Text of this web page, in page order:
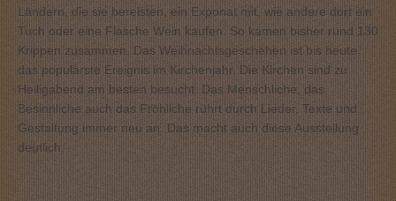
Ländern, die sie bereisten, ein Exponat mit, wie andere dort ein
Tuch oder eine Flasche Wein kaufen. So kamen bisher rund 130
Krippen zusammen. Das Weihnachtsgeschehen ist bis heute
das populärste Ereignis im Kirchenjahr. Die Kirchen sind zu
Heiligabend am besten besucht. Das Menschliche, das
Besinnliche auch das Fröhliche rührt durch Lieder, Texte und
Gestaltung immer neu an. Das macht auch diese Ausstellung
deutlich.